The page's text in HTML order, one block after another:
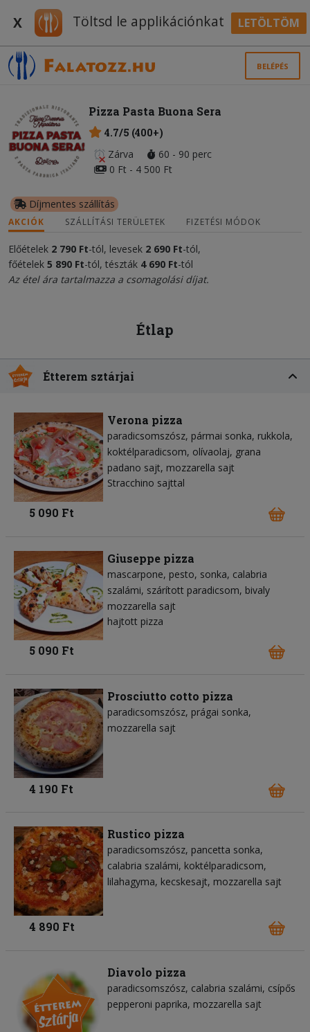
X Töltsd le applikációnkat LETÖLTÖM
BELÉPÉS
Pizza Pasta Buona Sera
4.7/5 (400+)
Zárva
60 - 90 perc
0 Ft - 4 500 Ft
Díjmentes szállítás
AKCIÓK SZÁLLÍTÁSI TERÜLETEK FIZETÉSI MÓDOK
Előételek 2 790 Ft-tól, levesek 2 690 Ft-tól,
főételek 5 890 Ft-tól, tészták 4 690 Ft-tól
Az étel ára tartalmazza a csomagolási díjat.
Étlap
Étterem sztárjai
Verona pizza
paradicsomszósz pármai sonka rukkola
koktélparadicsom olívaolaj grana
padano sajt mozzarella sajt
Stracchino sajttal
5 090 Ft
Giuseppe pizza
mascarpone pesto sonka calabria
szalámi szárított paradicsom bivaly
mozzarella sajt
hajtott pizza
5 090 Ft
Prosciutto cotto pizza
paradicsomszósz prágai sonka
mozzarella sajt
4 190 Ft
Rustico pizza
paradicsomszósz pancetta sonka
calabria szalámi koktélparadicsom
lilahagyma kecskesajt mozzarella sajt
4 890 Ft
Diavolo pizza
paradicsomszósz calabria szalámi csípős
pepperoni paprika mozzarella sajt